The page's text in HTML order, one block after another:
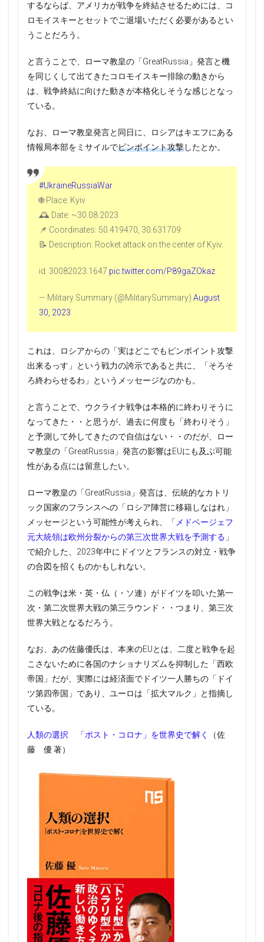
するならば、アメリカが戦争を終結させるためには、コ
ロモイスキーとセットでご退場いただく必要があるとい
うことだろう。
と言うことで、ローマ教皇の「GreatRussia」発言と機
を同じくして出てきたコロモイスキー排除の動きから
は、戦争終結に向けた動きが本格化しそうな感じとなっ
ている。
なお、ローマ教皇発言と同日に、ロシアはキエフにある
情報局本部をミサイルでピンポイント攻撃したとか。
#UkraineRussiaWar
🌐 Place: Kyiv
🕰 Date: ~30.08.2023
📌 Coordinates: 50.419470, 30.631709
📝 Description: Rocket attack on the center of Kyiv.
id: 30082023.1647 pic.twitter.com/P89gaZOkaz
— Military Summary (@MilitarySummary) August
30, 2023
これは、ロシアからの「実はどこでもピンポイント攻撃
出来るっす」という戦力の誇示であると共に、「そろそ
ろ終わらせるわ」というメッセージなのかも。
と言うことで、ウクライナ戦争は本格的に終わりそうに
なってきた・・と思うが、過去に何度も「終わりそう」
と予測して外してきたので自信はない・・のだが、ロー
マ教皇の「GreatRussia」発言の影響はEUにも及ぶ可能
性がある点には留意したい。
ローマ教皇の「GreatRussia」発言は、伝統的なカトリ
ック国家のフランスへの「ロシア陣営に移籍しなはれ」
メッセージという可能性が考えられ、「 メドベージェフ
元大統領は欧州分裂からの第三次世界大戦を予測する 」
で紹介した、2023年中にドイツとフランスの対立・戦争
の合図を招くものかもしれない。
この戦争は米・英・仏（・ソ連）がドイツを叩いた第一
次・第二次世界大戦の第三ラウンド・・つまり、第三次
世界大戦となるだろう。
なお、あの佐藤優氏は、本来のEUとは、二度と戦争を起
こさないために各国のナショナリズムを抑制した「西欧
帝国」だが、実際には経済面でドイツ一人勝ちの「ドイ
ツ第四帝国」であり、ユーロは「拡大マルク」と指摘し
ている。
人類の選択 「ポスト・コロナ」を世界史で解く
（佐
藤 優 著）